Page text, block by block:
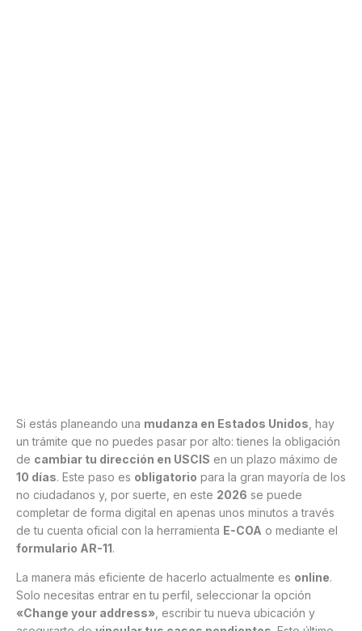
Si estás planeando una mudanza en Estados Unidos , hay
un trámite que no puedes pasar por alto: tienes la obligación
de cambiar tu dirección en USCIS en un plazo máximo de
10 días. Este paso es obligatorio para la gran mayoría de los
no ciudadanos y, por suerte, en este 2026 se puede
completar de forma digital en apenas unos minutos a través
de tu cuenta oficial con la herramienta E-COA o mediante el
formulario AR-11.
La manera más eficiente de hacerlo actualmente es online.
Solo necesitas entrar en tu perfil, seleccionar la opción
«Change your address» , escribir tu nueva ubicación y